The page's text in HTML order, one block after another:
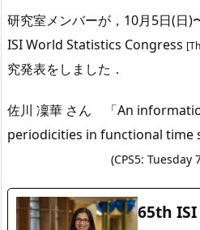
研究室メンバーが，10月5日(日
ISI World Statistics Congress
究発表をしました．
佐川 凜華 さん 「An
periodicities in functional time
(CPS5: Tuesday
65th